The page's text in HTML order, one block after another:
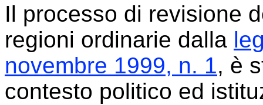
Il processo di revisione
regioni ordinarie dalla
novembre 1999, n. 1, è
contesto politico ed